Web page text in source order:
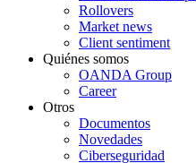
Rollovers
Market news
Client sentiment
Quiénes somos
OANDA Group
Career
Otros
Documentos
Novedades
Ciberseguridad